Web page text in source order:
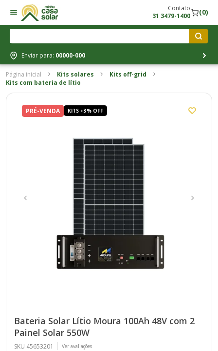
Contato
31 3479-1400
(0)
Enviar para: 00000-000
Página inicial Kits solares
Kits off-grid
Kits com bateria de lítio
PRÉ-VENDA KITS +3% OFF
Bateria Solar Lítio Moura 100Ah 48V com 2
Painel Solar 550W
SKU 45653201 Ver avaliações